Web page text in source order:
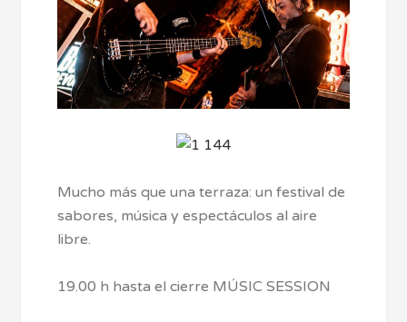
Mucho más que una terraza: un festival de
sabores, música y espectáculos al aire
libre.
19.00 h hasta el cierre MÚSIC SESSION